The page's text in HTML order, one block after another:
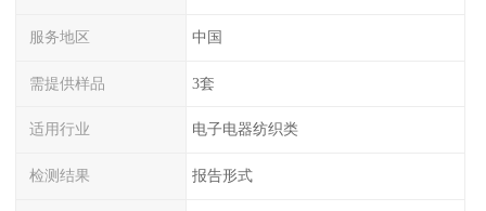
服务地区 中国
需提供样品 3套
适用行业 电子电器纺织类
检测结果 报告形式